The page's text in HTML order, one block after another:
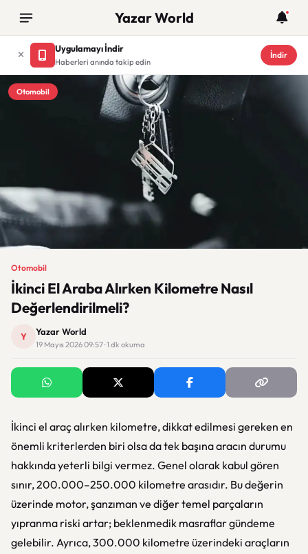
Yazar World
Uygulamayı İndir
Haberleri anında takip edin
İndir
Otomobil
Otomobil
İkinci El Araba Alırken Kilometre Nasıl
Değerlendirilmeli?
Y Yazar World
19 Mayıs 2026 09:57 · 1 dk okuma
İkinci el araç alırken kilometre, dikkat edilmesi gereken en
önemli kriterlerden biri olsa da tek başına aracın durumu
hakkında yeterli bilgi vermez. Genel olarak kabul gören
sınır, 200.000–250.000 kilometre arasıdır. Bu değerin
üzerinde motor, şanzıman ve diğer temel parçaların
yıpranma riski artar; beklenmedik masraflar gündeme
gelebilir. Ayrıca, 300.000 kilometre üzerindeki araçların